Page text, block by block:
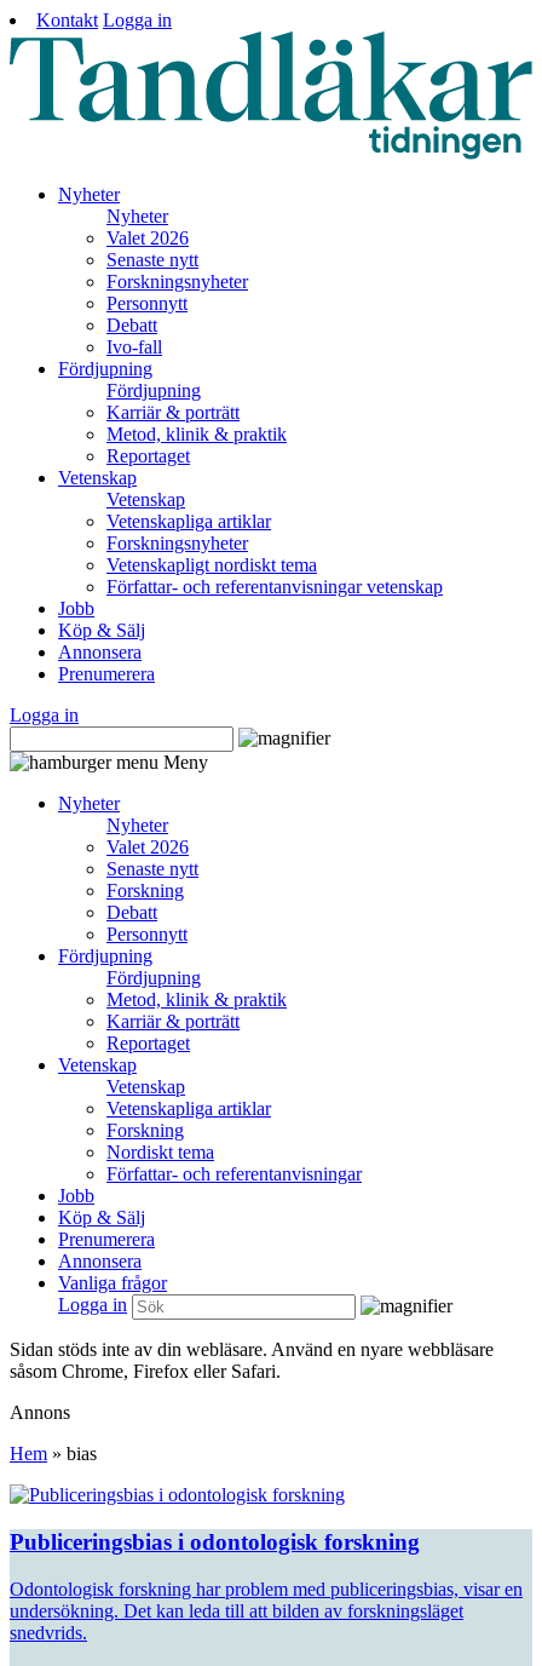
Kontakt Logga in
Nyheter
Nyheter
Valet 2026
Senaste nytt
Forskningsnyheter
Personnytt
Debatt
Ivo-fall
Fördjupning
Fördjupning
Karriär & porträtt
Metod, klinik & praktik
Reportaget
Vetenskap
Vetenskap
Vetenskapliga artiklar
Forskningsnyheter
Vetenskapligt nordiskt tema
Författar- och referentanvisningar vetenskap
Jobb
Köp & Sälj
Annonsera
Prenumerera
Logga in
Meny
Nyheter
Nyheter
Valet 2026
Senaste nytt
Forskning
Debatt
Personnytt
Fördjupning
Fördjupning
Metod, klinik & praktik
Karriär & porträtt
Reportaget
Vetenskap
Vetenskap
Vetenskapliga artiklar
Forskning
Nordiskt tema
Författar- och referentanvisningar
Jobb
Köp & Sälj
Prenumerera
Annonsera
Vanliga frågor
Logga in
Sidan stöds inte av din webläsare. Använd en nyare webbläsare
såsom Chrome, Firefox eller Safari.
Annons
Hem » bias
Publiceringsbias i odontologisk forskning
Odontologisk forskning har problem med publiceringsbias, visar en
undersökning. Det kan leda till att bilden av forskningsläget
snedvrids.